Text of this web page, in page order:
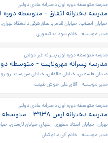
مدرسه متوسطه دوره اول دخترانه عادی دولتی
مدرسه دخترانه اتفاق - متوسطه دوره
خیابان انقلاب، خیابان قدس، ضلع شرقی دانشگاه
مدیر موسسه: خانم سودابه تیموری
مدرسه متوسطه دوره اول پسرانه غیر دولتی
مدرسه پسرانه مهرولایت - متوسطه
میدان فلسطین، خیابان طالقانی، خیابان سرپرست،
مدیر موسسه: آقای علی خوش طينت
مدرسه متوسطه دوره اول دخترانه عادی دولتی
مدرسه دخترانه ارس ۳۹۳۸ - متوسطه دوره اول
تهران، خیابان استاد مطهری، انتهاي خيابان لارستان،
مدیر موسسه: خانم آنی مانوکیان